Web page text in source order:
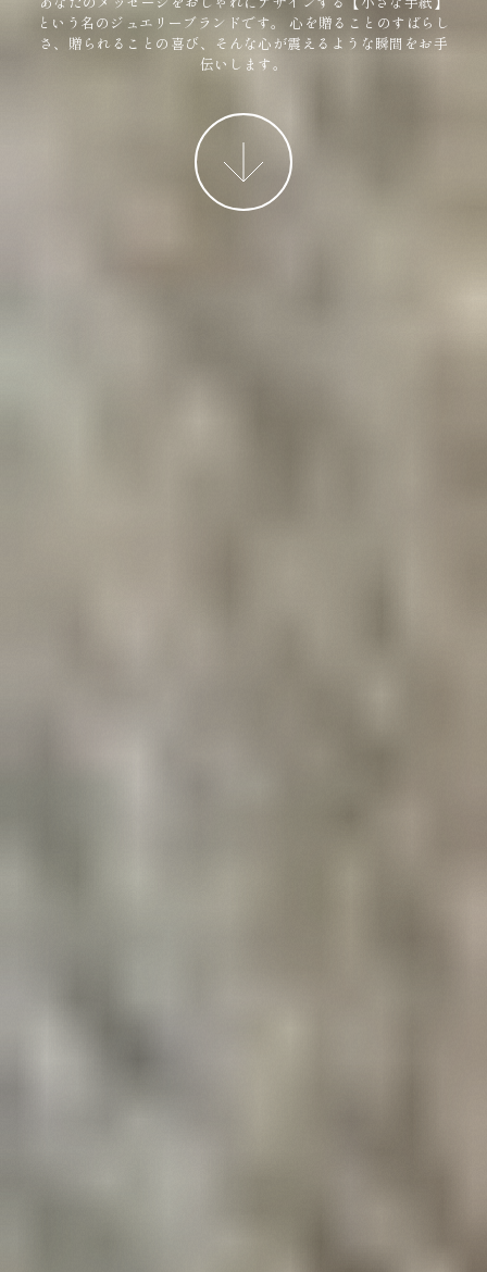
という名のジュエリーブランドです。
心を贈ることのすばらし
さ、贈られることの喜び、そんな心が震えるような瞬間をお手
伝いします。